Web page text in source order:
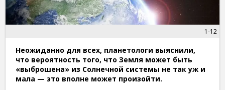
1-12
Неожиданно для всех, планетологи выяснили,
что вероятность того, что Земля может быть
«выброшена» из Солнечной системы не так уж и
мала — это вполне может произойти.